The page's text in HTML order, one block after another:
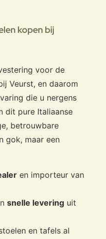
kopen bij
voor de
Veurst, en daarom
die u nergens
dit pure Italiaanse
betrouwbare
gok, maar een
en importeur van
snelle levering uit
en tafels al